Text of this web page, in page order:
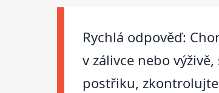
Rychlá odpověď:
v zálivce nebo
postřiku,